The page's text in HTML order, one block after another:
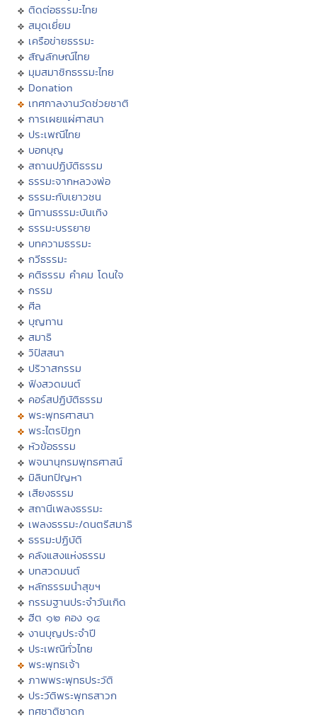
ติดต่อธรรมะไทย
สมุดเยี่ยม
เครือข่ายธรรมะ
สัญลักษณ์ไทย
มุมสมาชิกธรรมะไทย
Donation
เทศกาลงานวัดช่วยชาติ
การเผยแผ่ศาสนา
ประเพณีไทย
บอกบุญ
สถานปฏิบัติธรรม
ธรรมะจากหลวงพ่อ
ธรรมะกับเยาวชน
นิทานธรรมะบันเทิง
ธรรมะบรรยาย
บทความธรรมะ
กวีธรรมะ
คติธรรม คำคม โดนใจ
กรรม
ศีล
บุญทาน
สมาธิ
วิปัสสนา
ปริวาสกรรม
ฟังสวดมนต์
คอร์สปฏิบัติธรรม
พระพุทธศาสนา
พระไตรปิฏก
หัวข้อธรรม
พจนานุกรมพุทธศาสน์
มิลินทปัญหา
เสียงธรรม
สถานีเพลงธรรมะ
เพลงธรรมะ/ดนตรีสมาธิ
ธรรมะปฏิบัติ
คลังแสงแห่งธรรม
บทสวดมนต์
หลักธรรมนำสุขฯ
กรรมฐานประจำวันเกิด
ฮีต ๑๒ คอง ๑๔
งานบุญประจำปี
ประเพณีทั่วไทย
พระพุทธเจ้า
ภาพพระพุทธประวัติ
ประวัติพระพุทธสาวก
ทศชาติชาดก